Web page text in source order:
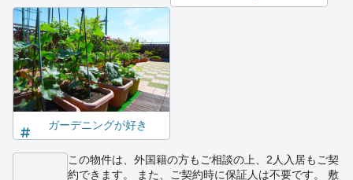
ガーデニングが好き
この物件は、外国籍の方もご相談の上、2人入居もご契
約できます。 また、ご契約時に保証人は不要です。 敷